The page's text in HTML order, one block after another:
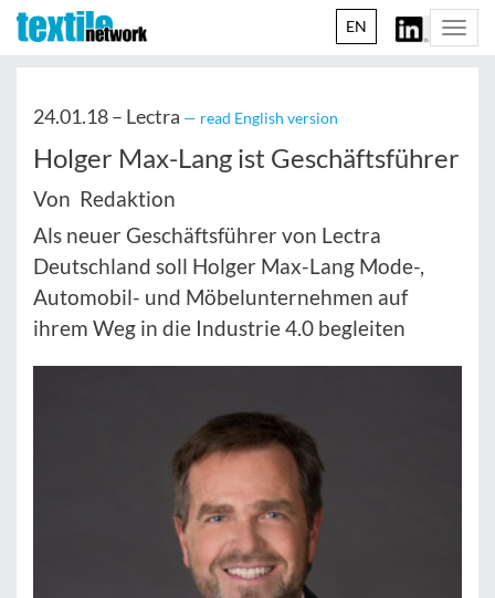
EN
24.01.18 – Lectra — read English version
Holger Max-Lang ist Geschäftsführer
Von Redaktion
Als neuer Geschäftsführer von Lectra
Deutschland soll Holger Max-Lang Mode-,
Automobil- und Möbelunternehmen auf
ihrem Weg in die Industrie 4.0 begleiten